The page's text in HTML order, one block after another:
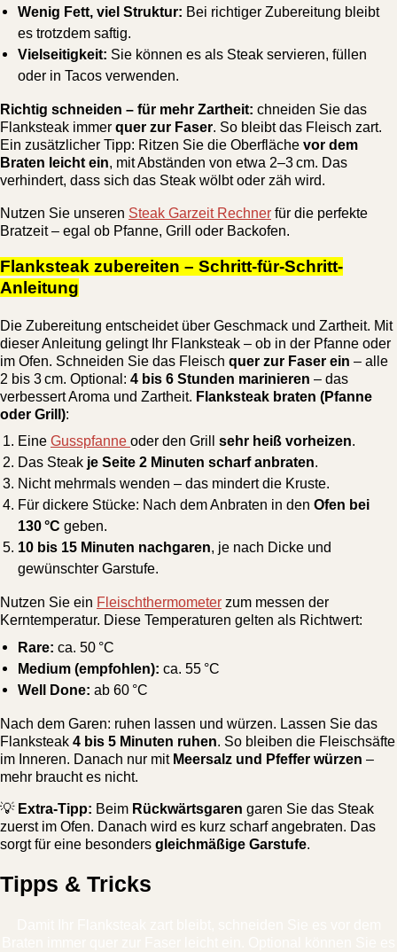
Wenig Fett, viel Struktur: Bei richtiger Zubereitung bleibt
es trotzdem saftig.
Vielseitigkeit: Sie können es als Steak servieren, füllen
oder in Tacos verwenden.
Richtig schneiden – für mehr Zartheit: chneiden Sie das
Flanksteak immer quer zur Faser. So bleibt das Fleisch zart.
Ein zusätzlicher Tipp: Ritzen Sie die Oberfläche vor dem
Braten leicht ein, mit Abständen von etwa 2–3 cm. Das
verhindert, dass sich das Steak wölbt oder zäh wird.
Nutzen Sie unseren Steak Garzeit Rechner für die perfekte
Bratzeit – egal ob Pfanne, Grill oder Backofen.
Flanksteak zubereiten – Schritt-für-Schritt-
Anleitung
Die Zubereitung entscheidet über Geschmack und Zartheit. Mit
dieser Anleitung gelingt Ihr Flanksteak – ob in der Pfanne oder
im Ofen. Schneiden Sie das Fleisch quer zur Faser ein – alle
2 bis 3 cm. Optional: 4 bis 6 Stunden marinieren – das
verbessert Aroma und Zartheit. Flanksteak braten (Pfanne
oder Grill):
Eine Gusspfanne oder den Grill sehr heiß vorheizen.
Das Steak je Seite 2 Minuten scharf anbraten.
Nicht mehrmals wenden – das mindert die Kruste.
Für dickere Stücke: Nach dem Anbraten in den Ofen bei
130 °C geben.
10 bis 15 Minuten nachgaren, je nach Dicke und
gewünschter Garstufe.
Nutzen Sie ein Fleischthermometer zum messen der
Kerntemperatur. Diese Temperaturen gelten als Richtwert:
Rare: ca. 50 °C
Medium (empfohlen): ca. 55 °C
Well Done: ab 60 °C
Nach dem Garen: ruhen lassen und würzen. Lassen Sie das
Flanksteak 4 bis 5 Minuten ruhen. So bleiben die Fleischsäfte
im Inneren. Danach nur mit Meersalz und Pfeffer würzen –
mehr braucht es nicht.
💡 Extra-Tipp: Beim Rückwärtsgaren garen Sie das Steak
zuerst im Ofen. Danach wird es kurz scharf angebraten. Das
sorgt für eine besonders gleichmäßige Garstufe.
Tipps & Tricks